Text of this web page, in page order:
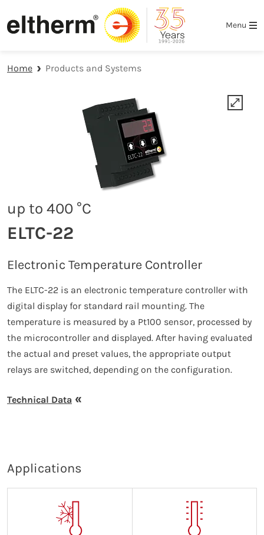
Menu
Home Products and Systems
up to 400 °C
ELTC-22
Electronic Temperature Controller
The ELTC-22 is an electronic temperature controller with
digital display for standard rail mounting. The
temperature is measured by a Pt100 sensor, processed by
the microcontroller and displayed. After having evaluated
the actual and preset values, the appropriate output
relays are switched, depending on the configuration.
Technical Data
Applications